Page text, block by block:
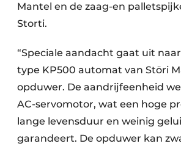
Mantel en de zaag-en
Storti.
“Speciale aandacht gaat uit
type KP500 automat van Störi
opduwer. De aandrijfeenheid
AC-servomotor, wat een hoge
lange levensduur en weinig
garandeert. De opduwer kan